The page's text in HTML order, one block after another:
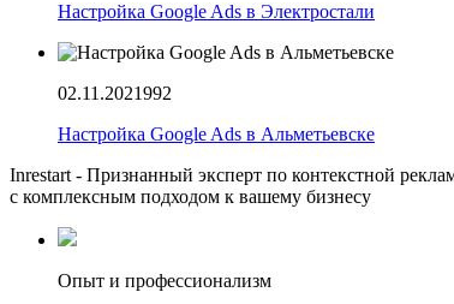
Настройка Google Ads в Электростали
02.11.2021992
Настройка Google Ads в Альметьевске
Inrestart - Признанный эксперт по контекстной
с комплексным подходом к вашему бизнесу
Опыт и профессионализм